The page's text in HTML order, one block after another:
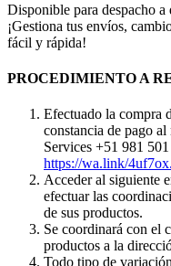
Disponible para despacho
¡Gestiona tus envíos,
fácil y rápida!
PROCEDIMIENTO A
Efectuado la compra
constancia de pago
Services +51 981
https://wa.link/4uf7ox.
Acceder al siguiente
efectuar las
de sus productos.
Se coordinará con el
productos a la
Todo tipo de